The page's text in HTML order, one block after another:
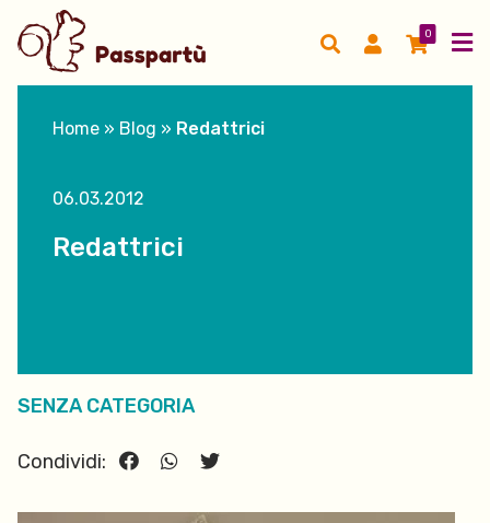
0
Home » Blog » Redattrici
06.03.2012
Redattrici
SENZA CATEGORIA
Condividi: